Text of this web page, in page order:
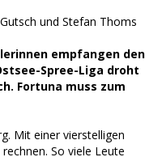
und Stefan Thoms
empfangen den
Spree-Liga droht
Fortuna muss zum
Mit einer vierstelligen
So viele Leute